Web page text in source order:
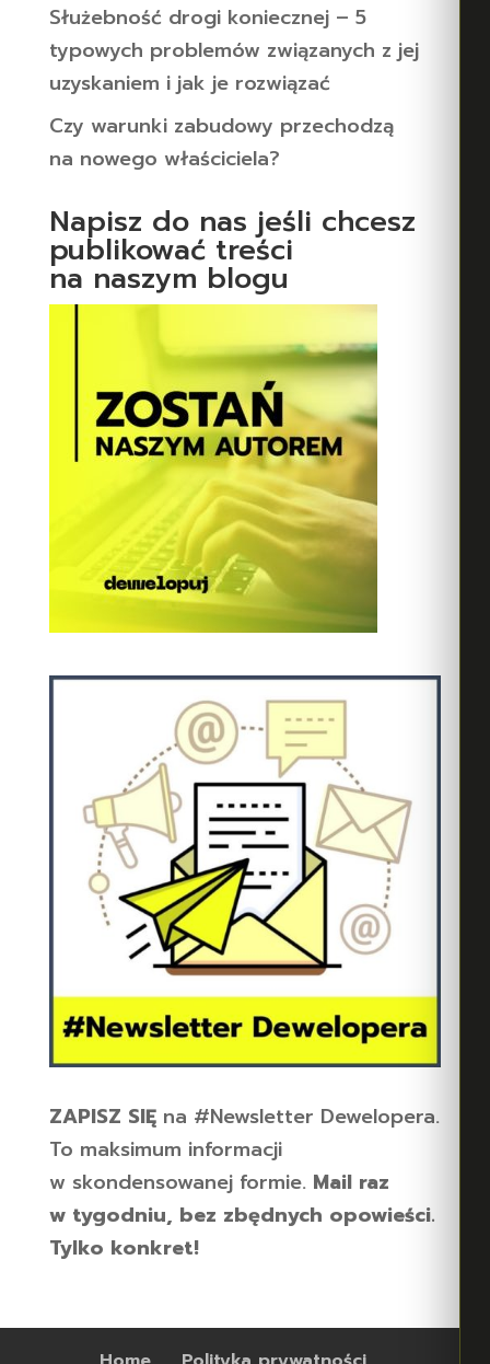
Służebność drogi koniecznej – 5
typowych problemów związanych z jej
uzyskaniem i jak je rozwiązać
Czy warunki zabudowy przechodzą
na nowego właściciela?
Napisz do nas jeśli chcesz
publikować treści
na naszym blogu
ZAPISZ SIĘ na #Newsletter Dewelopera.
To maksimum informacji
w skondensowanej formie. Mail raz
w tygodniu, bez zbędnych opowieści.
Tylko konkret!